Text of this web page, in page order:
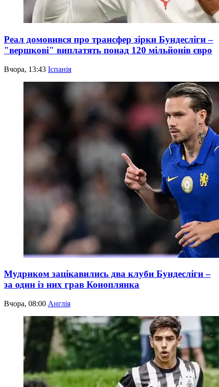
Реал домовився про трансфер зірки Бундесліги –
"вершкові" виплатять понад 120 мільйонів євро
Вчора, 13:43 Іспанія
Мудриком зацікавились два клуби Бундесліги –
за один із них грав Коноплянка
Вчора, 08:00 Англія